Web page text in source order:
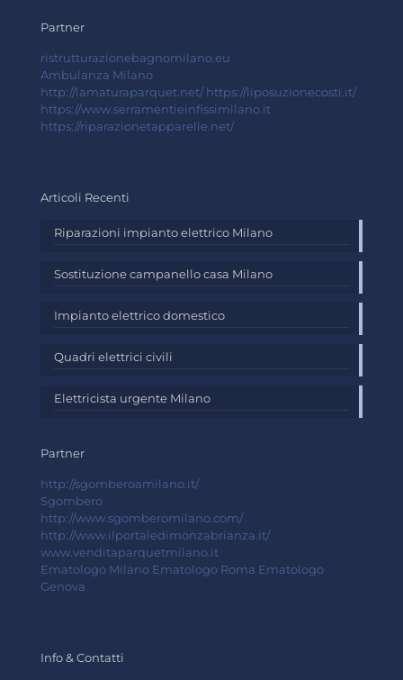
Partner
ristrutturazionebagnomilano.eu
Ambulanza Milano
http://lamaturaparquet.net/ https://liposuzionecosti.it/
https://www.serramentieinfissimilano.it
https://riparazionetapparelle.net/
Articoli Recenti
Riparazioni impianto elettrico Milano
Sostituzione campanello casa Milano
Impianto elettrico domestico
Quadri elettrici civili
Elettricista urgente Milano
Partner
http://sgomberoamilano.it/
Sgombero
http://www.sgomberomilano.com/
http://www.ilportaledimonzabrianza.it/
www.venditaparquetmilano.it
Ematologo Milano Ematologo Roma Ematologo
Genova
Info & Contatti